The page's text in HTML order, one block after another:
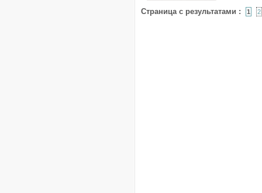
Страница с результатами : 1 2